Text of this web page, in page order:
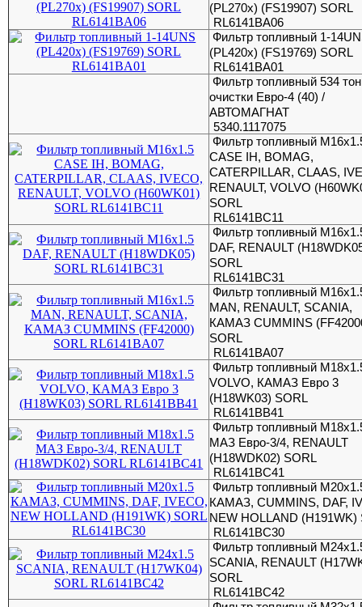
(PL270x) (FS19907) SORL
RL6141BA06
Фильтр топливный 1-
(PL420x) (FS19769) SORL
RL6141BA01
Фильтр топливный 534
очистки Евро-4 (40) /
АВТОМАГНАТ
5340.1117075
Фильтр топливный
CASE IH, BOMAG,
CATERPILLAR, CLAAS,
RENAULT, VOLVO
SORL
RL6141BC11
Фильтр топливный
DAF, RENAULT
SORL
RL6141BC31
Фильтр топливный
MAN, RENAULT, SCANIA,
КАМАЗ CUMMINS
SORL
RL6141BA07
Фильтр топливный
VOLVO, КАМАЗ Евро 3
(H18WK03) SORL
RL6141BB41
Фильтр топливный
МАЗ Евро-3/4, RENAULT
(H18WDK02) SORL
RL6141BC41
Фильтр топливный
КАМАЗ, CUMMINS, DAF,
NEW HOLLAND (H191WK)
RL6141BC30
Фильтр топливный
SCANIA, RENAULT
SORL
RL6141BC42